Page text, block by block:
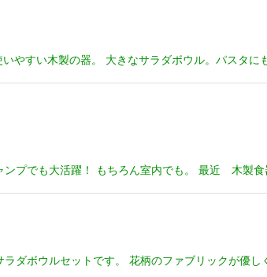
やすい木製の器。 大きなサラダボウル。パスタ
ンプでも大活躍！ もちろん室内でも。 最近 木製
ダボウルセットです。 花柄のファブリックが優